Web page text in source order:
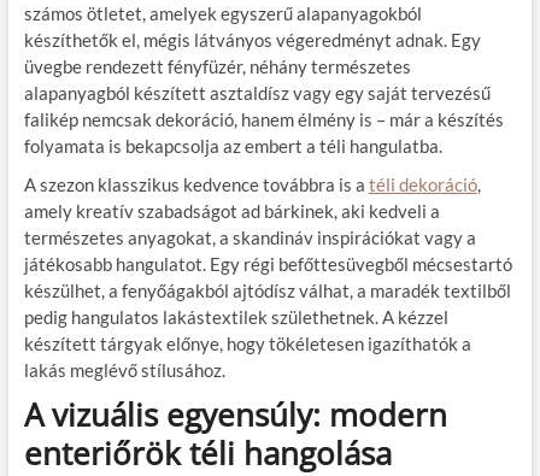
számos ötletet, amelyek egyszerű alapanyagokból
készíthetők el, mégis látványos végeredményt adnak. Egy
üvegbe rendezett fényfüzér, néhány természetes
alapanyagból készített asztaldísz vagy egy saját tervezésű
falikép nemcsak dekoráció, hanem élmény is – már a készítés
folyamata is bekapcsolja az embert a téli hangulatba.
A szezon klasszikus kedvence továbbra is a téli dekoráció,
amely kreatív szabadságot ad bárkinek, aki kedveli a
természetes anyagokat, a skandináv inspirációkat vagy a
játékosabb hangulatot. Egy régi befőttesüvegből mécsestartó
készülhet, a fenyőágakból ajtódísz válhat, a maradék textilből
pedig hangulatos lakástextilek születhetnek. A kézzel
készített tárgyak előnye, hogy tökéletesen igazíthatók a
lakás meglévő stílusához.
A vizuális egyensúly: modern
enteriőrök téli hangolása